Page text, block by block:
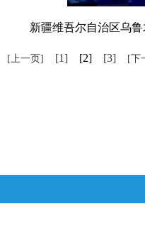
新疆维吾尔自治区乌鲁
[上一页] [1] [2] [3] [下